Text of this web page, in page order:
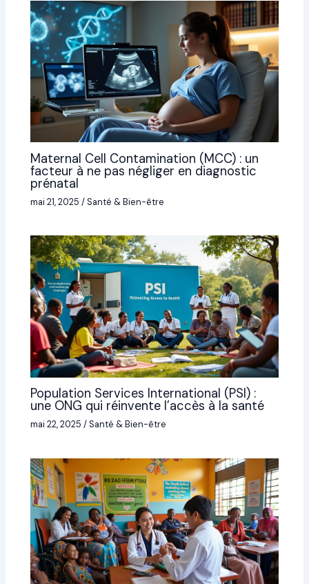
Maternal Cell Contamination (MCC) : un
facteur à ne pas négliger en diagnostic
prénatal
mai 21, 2025/Santé & Bien-être
Population Services International (PSI) :
une ONG qui réinvente l’accès à la santé
mai 22, 2025/Santé & Bien-être